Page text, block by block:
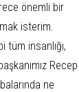
önemli bir
isterim.
tüm insanlığı,
Recep
ne